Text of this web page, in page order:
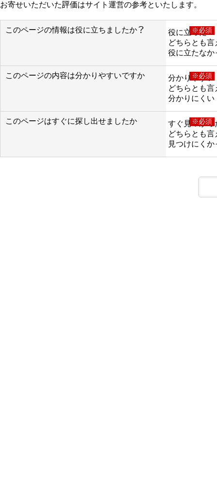
お寄せいただいた評価はサイト運営の参考といたします。
このページの情報は役に立ちましたか？ ※必須
役に立った
どちらとも言
役に立たなか
このページの内容は分かりやすいですか ※必須
分かりやすい
どちらとも言
分かりにくい
このページはすぐに探し出せましたか ※必須
すぐ見つかっ
どちらとも言
見つけにくか